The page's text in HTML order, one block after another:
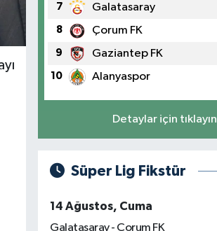
7 Galatasaray
8 Çorum FK
9 Gaziantep FK
10 Alanyaspor
Detaylar için tıklayın
Süper Lig Fikstür
14 Ağustos, Cuma
Galatasaray - Çorum FK